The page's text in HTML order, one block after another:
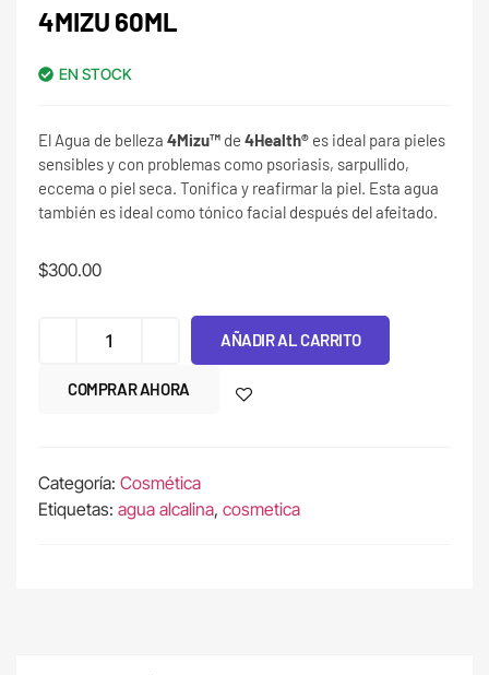
4MIZU 60ML
EN STOCK
El Agua de belleza 4Mizu™ de 4Health® es ideal para pieles
sensibles y con problemas como psoriasis, sarpullido,
eccema o piel seca. Tonifica y reafirmar la piel. Esta agua
también es ideal como tónico facial después del afeitado.
$300.00
COMPRAR AHORA
AÑADIR AL CARRITO
Categoría: Cosmética
Etiquetas: agua alcalina, cosmetica